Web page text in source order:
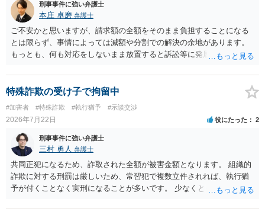
刑事事件に強い弁護士
本庄 卓磨 弁護士
ご不安かと思いますが、請求額の全額をそのまま負担することになる
とは限らず、事情によっては減額や分割での解決の余地があります。
もっとも、何も対応をしないまま放置すると訴訟等に発展してしまう
めします。
特殊詐欺の受け子で拘留中
#加害者 #特殊詐欺 #執行猶予 #示談交渉
2026年7月22日 役にたった 2
刑事事件に強い弁護士
三村 勇人 弁護士
共同正犯になるため、詐取された全額が被害金額となります。 組織的
詐欺に対する刑罰は厳しいため、常習犯で複数立件されれば、執行猶
予が付くことなく実刑になることが多いです。 少なくとも、執行猶予
す。 弁護士を介して共犯者数人で被害弁済を行うこともあります。 保